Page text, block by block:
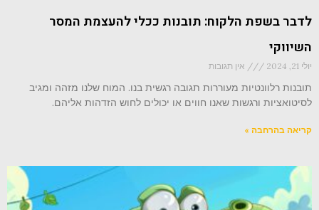
לדבר בשפת הלקוח: תובנות ככלי להעצמת המסר
השיווקי
יולי 21, 2024 אין תגובות
תובנות רלוונטיות מעוררות תגובה רגשית בנו. המוח שלנו מזהה ומגיב
לסיטואציות ורגשות שאנו חווים או יכולים לחוש הזדהות אליהם.
קריאה בהרחבה »